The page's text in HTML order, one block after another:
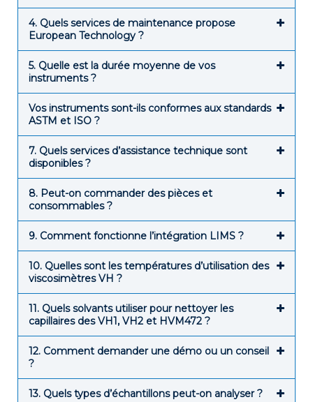
4. Quels services de maintenance propose
European Technology ?
5. Quelle est la durée moyenne de vos
instruments ?
Vos instruments sont-ils conformes aux standards
ASTM et ISO ?
7. Quels services d’assistance technique sont
disponibles ?
8. Peut-on commander des pièces et
consommables ?
9. Comment fonctionne l’intégration LIMS ?
10. Quelles sont les températures d’utilisation des
viscosimètres VH ?
11. Quels solvants utiliser pour nettoyer les
capillaires des VH1, VH2 et HVM472 ?
12. Comment demander une démo ou un conseil
?
13. Quels types d’échantillons peut-on analyser ?